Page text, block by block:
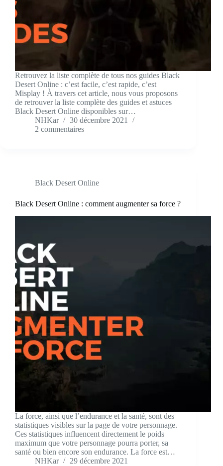
Retrouvez la liste complète de tous nos guides Black
Desert Online : c’est facile, c’est rapide, c’est
Misplay ! À travers cet article, nous vous proposons
de retrouver la liste complète des guides et astuces
Black Desert Online disponibles sur…
NHKar
30 décembre 2021
2 commentaires
Black Desert Online
Black Desert Online : comment augmenter sa force ?
La force, ainsi que l’endurance et la santé, sont des
statistiques visibles sur la page de votre personnage.
Ces statistiques influencent directement le poids
maximum que votre personnage pourra porter, sa
santé ou bien encore son endurance. La force est…
NHKar
29 décembre 2021